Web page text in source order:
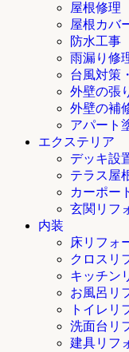
屋根修理
屋根カバ
防水工事
雨漏り修
台風対策
外壁の張
外壁の補
アパート
エクステリア
デッキ設
テラス屋
カーポー
玄関リフ
内装
床リフォ
クロスリ
キッチン
お風呂リ
トイレリ
洗面台リ
建具リフ